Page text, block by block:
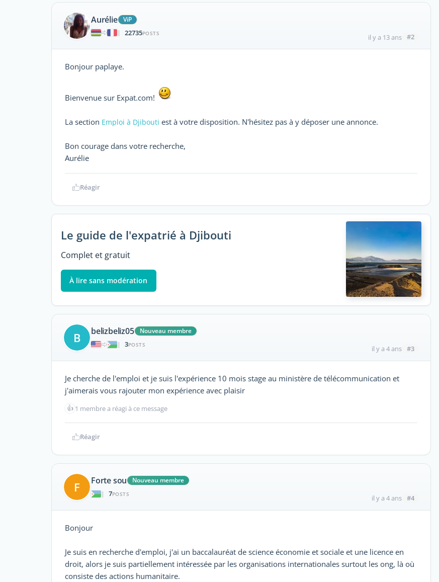
Aurélie
ViP
|
22735POSTS il y a 13 ans #2
Bonjour paplaye.
Bienvenue sur Expat.com!
La section Emploi à Djibouti est à votre disposition. N'hésitez pas à y déposer une annonce.
Bon courage dans votre recherche,
Aurélie
Réagir
Le guide de l'expatrié à Djibouti
Complet et gratuit
À lire sans modération
B belizbeliz05
Nouveau membre
|
3POSTS il y a 4 ans #3
Je cherche de l'emploi et je suis l'expérience 10 mois stage au ministère de télécommunication et
j'aimerais vous rajouter mon expérience avec plaisir
👍 1 membre a réagi à ce message
Réagir
F Forte sou
Nouveau membre
|
7POSTS il y a 4 ans #4
Bonjour
Je suis en recherche d'emploi, j'ai un baccalauréat de science économie et sociale et une licence en
droit, alors je suis partiellement intéressée par les organisations internationales surtout les ong, là où
consiste des actions humanitaire.